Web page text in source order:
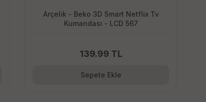
Arçelik - Beko 3D Smart Netflix Tv
Kumandası - LCD 567
139.99 TL
Sepete Ekle